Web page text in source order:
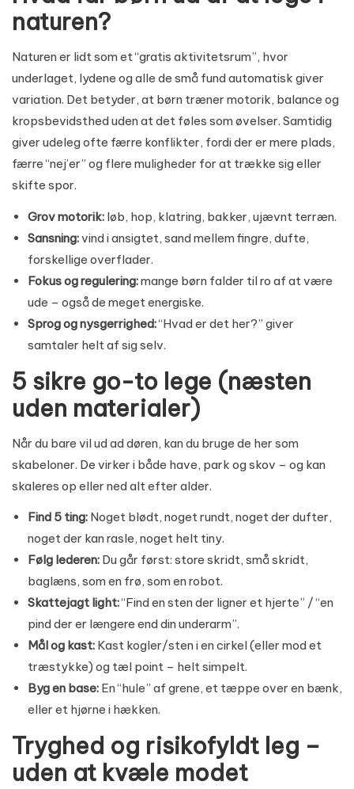
naturen?
Naturen er lidt som et “gratis aktivitetsrum”, hvor
underlaget, lydene og alle de små fund automatisk giver
variation. Det betyder, at børn træner motorik, balance og
kropsbevidsthed uden at det føles som øvelser. Samtidig
giver udeleg ofte færre konflikter, fordi der er mere plads,
færre “nej’er” og flere muligheder for at trække sig eller
skifte spor.
Grov motorik: løb, hop, klatring, bakker, ujævnt terræn.
Sansning:vind i ansigtet, sand mellem fingre, dufte,
forskellige overflader.
Fokus og regulering:mange børn falder til ro af at være
ude – også de meget energiske.
Sprog og nysgerrighed:“Hvad er det her?” giver
samtaler helt af sig selv.
5 sikre go-to lege (næsten
uden materialer)
Når du bare vil ud ad døren, kan du bruge de her som
skabeloner. De virker i både have, park og skov – og kan
skaleres op eller ned alt efter alder.
Find 5 ting: Noget blødt, noget rundt, noget der dufter,
noget der kan rasle, noget helt tiny.
Følg lederen: Du går først: store skridt, små skridt,
baglæns, som en frø, som en robot.
Skattejagt light:“Find en sten der ligner et hjerte” / “en
pind der er længere end din underarm”.
Mål og kast: Kast kogler/sten i en cirkel (eller mod et
træstykke) og tæl point – helt simpelt.
Byg en base: En “hule” af grene, et tæppe over en bænk,
eller et hjørne i hækken.
Tryghed og risikofyldt leg –
uden at kvæle modet